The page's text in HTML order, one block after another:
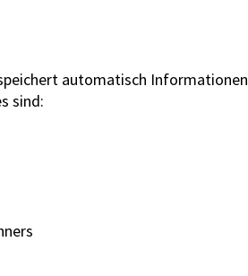
automatisch
sind: